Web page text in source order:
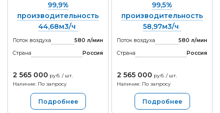
99,9%
производительность
44,68м3/ч
Поток воздуха
580 л/мин
Страна
Россия
2 565 000 руб. / шт.
Наличие: По запросу
Подробнее
99,5%
производительность
58,97м3/ч
Поток воздуха
580 л/мин
Страна
Россия
2 565 000 руб. / шт.
Наличие: По запросу
Подробнее